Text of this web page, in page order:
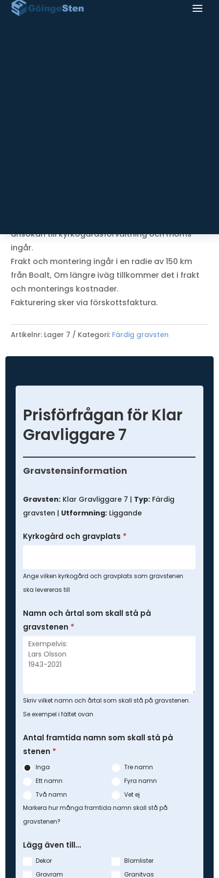
ansökan till kyrkogårdsförvaltning och moms
ingår.
Frakt och montering ingår i en radie av 150 km
från Boalt, Om längre iväg tillkommer det i frakt
och monterings kostnader.
Fakturering sker via förskottsfaktura.
Artikelnr: Lager 7 Kategori: Färdig gravsten
Prisförfrågan för Klar
Gravliggare 7
Prisförfrågan
-
gravsten
Gravstensinformation
Gravsten: Klar Gravliggare 7 | Typ: Färdig
gravsten | Utformning: Liggande
Kyrkogård och gravplats *
Ange vilken kyrkogård och gravplats som gravstenen
ska levereras till
Namn och årtal som skall stå på
gravstenen *
Skriv vilket namn och årtal som skall stå på gravstenen.
Se exempel i fältet ovan
Antal framtida namn som skall stå på
stenen *
Inga
Tre namn
Ett namn
Fyra namn
Två namn
Vet ej
Markera hur många framtida namn skall stå på
gravstenen?
Lägg även till...
Dekor
Blomlister
Gravram
Granitvas